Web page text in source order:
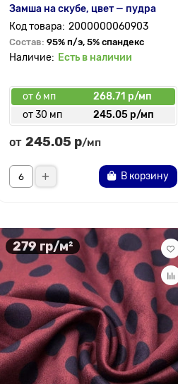
Замша на скубе, цвет — пудра
2000000060903
Состав: 95% п/э, 5% спандекс
Есть в наличии
от 6 мп
268.71 р/мп
от 30 мп
245.05 р/мп
от 245.05 р/мп
В корзину
279 гр/м²